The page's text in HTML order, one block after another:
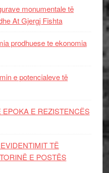
monumentale të
At Gjergj Fishta
prodhuese te ekonomia
e potencialeve të
EPOKA E REZISTENCЁS
TË
E POSTËS